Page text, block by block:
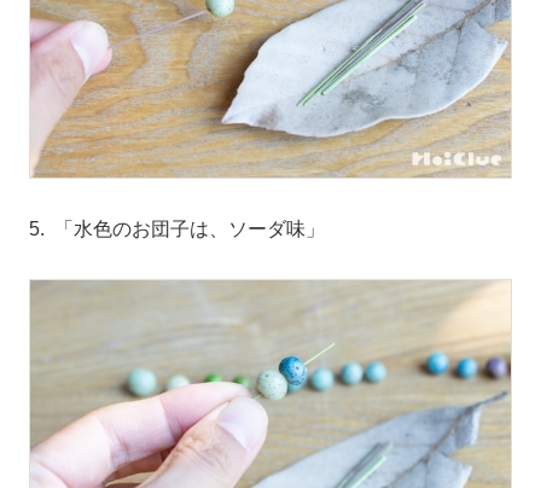
5. 「水色のお団子は、ソーダ味」